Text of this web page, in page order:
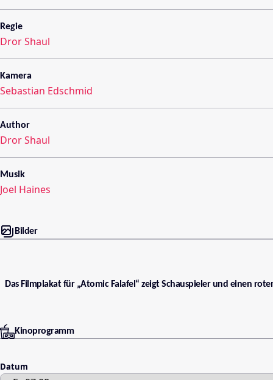
Regie
Dror Shaul
Kamera
Sebastian Edschmid
Author
Dror Shaul
Musik
Joel Haines
Bilder
Das Filmplakat für „Atomic Falafel“ zeigt Schauspieler und einen
Kinoprogramm
Datum